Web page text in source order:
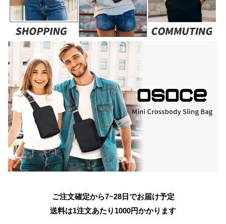
ご注文確定から7~28日でお届け予定
送料は1注文あたり 1000円かかります